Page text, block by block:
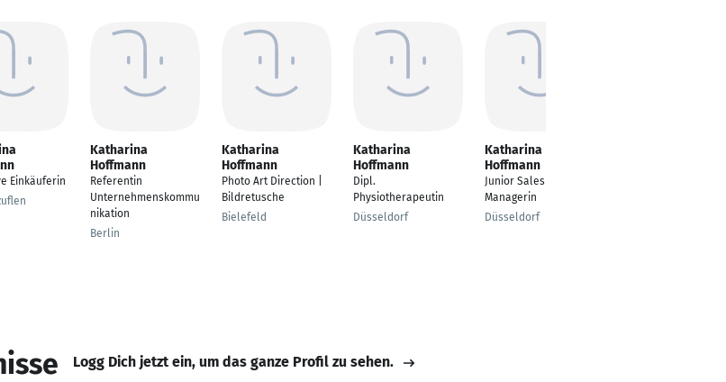
Einkäuferin
Katharina
Hoffmann
Referentin
Unternehmenskommu
nikation
Berlin
Katharina
Hoffmann
Photo Art Direction |
Bildretusche
Bielefeld
Katharina
Hoffmann
Dipl.
Physiotherapeutin
Düsseldorf
Katharina
Hoffmann
Junior Sales
Managerin
Düsseldorf
Logg Dich jetzt ein, um das ganze Profil zu sehen.